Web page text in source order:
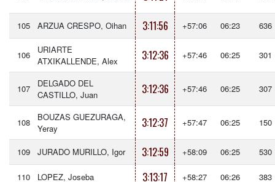
105 ARZUA CRESPO, Oihan 3:11:56 +57:06 06:23 636
106
URIARTE
ATXIKALLENDE, Alex
3:12:36 +57:46 06:25 301
107
DELGADO DEL
CASTILLO, Juan
3:12:36 +57:46 06:25 307
108
BOUZAS GUEZURAGA,
Yeray
3:12:37 +57:47 06:25 150
109 JURADO MURILLO, Igor 3:12:59 +58:09 06:25 530
110 LOPEZ, Joseba 3:13:17 +58:27 06:26 383